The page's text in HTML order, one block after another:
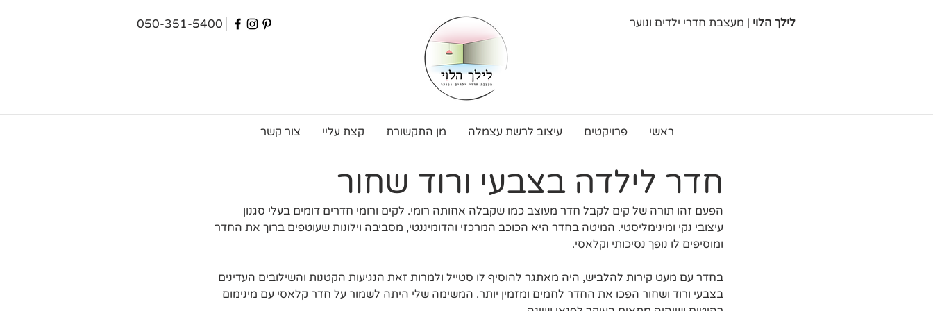
050-351-5400 לילך הלוי | מעצבת חדרי ילדים ונוער
ראשי פרויקטים עיצוב לרשת עצמלה מן התקשורת קצת עליי צור קשר
חדר לילדה בצבעי ורוד שחור
הפעם זהו תורה של קים לקבל חדר מעוצב כמו שקבלה אחותה רומי. לקים ורומי חדרים דומים בעלי סגנון
עיצובי נקי ומינימליסטי. המיטה בחדר היא הכוכב המרכזי והדומיננטי, מסביבה וילונות שעוטפים ברוך את החדר
ומוסיפים לו נופך נסיכותי וקלאסי.
בחדר עם מעט קירות להלביש, היה מאתגר להוסיף לו סטייל ולמרות זאת הנגיעות הקטנות והשילובים העדינים
בצבעי ורוד ושחור הפכו את החדר לחמים ומזמין יותר. המשימה שלי היתה לשמור על חדר קלאסי עם מינימום